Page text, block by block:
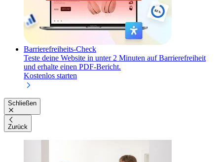
Barrierefreiheits-Check
Teste deine Website in unter 2 Minuten auf Barrierefreiheit
und erhalte einen PDF-Bericht.
Kostenlos starten
Schließen
Zurück